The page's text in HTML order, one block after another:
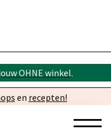
OHNE winkel.
en recepten!